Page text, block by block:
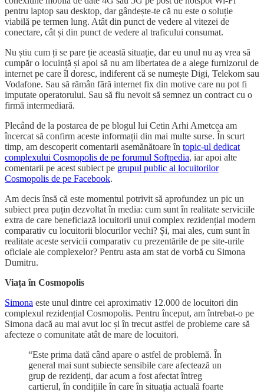
pentru laptop sau desktop, dar gândește-te că nu este o soluție
viabilă pe termen lung. Atât din punct de vedere al vitezei de
conectare, cât și din punct de vedere al traficului consumat.
Nu știu cum ți se pare ție această situație, dar eu unul nu aș vrea să
cumpăr o locuință și apoi să nu am libertatea de a alege furnizorul de
internet pe care îl doresc, indiferent că se numește Digi, Telekom sau
Vodafone. Sau să rămân fără internet fix din motive care nu pot fi
imputate operatorului. Sau să fiu nevoit să semnez un contract cu o
firmă intermediară.
Plecând de la postarea de pe blogul lui Cetin Arhi Ametcea am
încercat să confirm aceste informații din mai multe surse. În scurt
timp, am descoperit comentarii asemănătoare în topic-ul dedicat
complexului Cosmopolis de pe forumul Softpedia, iar apoi alte
comentarii pe acest subiect pe grupul public al locuitorilor
Cosmopolis de pe Facebook.
Am decis însă că este momentul potrivit să aprofundez un pic un
subiect prea puțin dezvoltat în media: cum sunt în realitate serviciile
extra de care beneficiază locuitorii unui complex rezidențial modern
comparativ cu locuitorii blocurilor vechi? Și, mai ales, cum sunt în
realitate aceste servicii comparativ cu prezentările de pe site-urile
oficiale ale complexelor? Pentru asta am stat de vorbă cu Simona
Dumitru.
Viața în Cosmopolis
Simona este unul dintre cei aproximativ 12.000 de locuitori din
complexul rezidențial Cosmopolis. Pentru început, am întrebat-o pe
Simona dacă au mai avut loc și în trecut astfel de probleme care să
afecteze o comunitate atât de mare de locuitori.
“Este prima dată când apare o astfel de problemă. În
general mai sunt subiecte sensibile care afectează un
grup de rezidenți, dar acum a fost afectat întreg
cartierul, în condițiile în care în situația actuală foarte